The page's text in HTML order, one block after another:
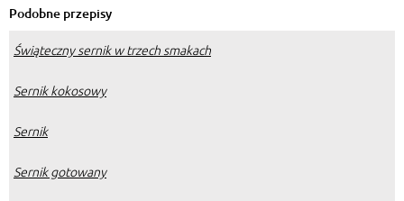
Podobne przepisy
Świąteczny sernik w trzech smakach
Sernik kokosowy
Sernik
Sernik gotowany